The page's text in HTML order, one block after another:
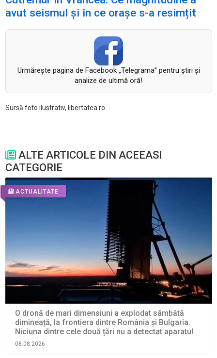
avut seismul și în ce orașe s-a resimțit
Urmăreşte pagina de Facebook „Telegrama” pentru ştiri şi
analize de ultimă oră!
Sursă foto ilustrativ, libertatea.ro.
ALTE ARTICOLE DIN ACEEASI
CATEGORIE
ACTUALITATE
O dronă de mari dimensiuni a explodat sâmbătă
dimineață, la frontiera dintre România și Bulgaria.
Niciuna dintre cele două țări nu a detectat aparatul
08.08.2026